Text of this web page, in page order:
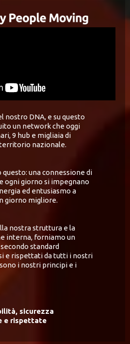
nostro DNA, e su questo
un network che oggi
9 hub e migliaia di
nazionale.
una connessione di
ogni giorno si impegnano
ed entusiasmo a
giorno migliore.
nostra struttura e la
interna, forniamo un
standard
e rispettati da tutti i nostri
i nostri principi e i
sicurezza
e rispettate